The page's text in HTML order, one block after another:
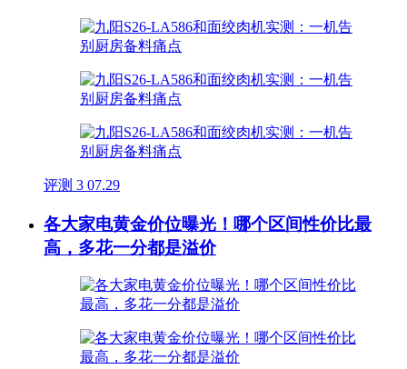
评测 3 07.29
各大家电黄金价位曝光！哪个区间性价比最
高，多花一分都是溢价